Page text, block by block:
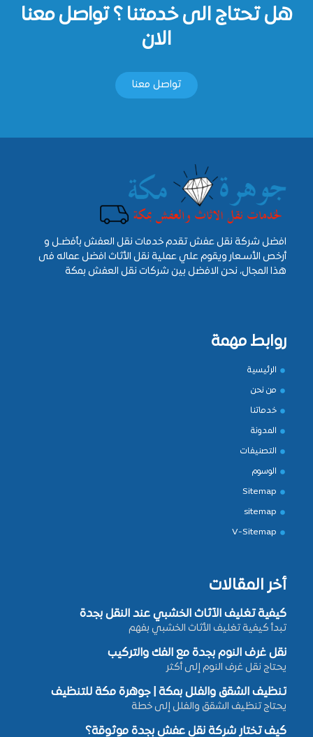
هل تحتاج الى خدمتنا ؟ تواصل معنا
الان
تواصل معنا
افضل شركة نقل عفش تقدم خدمات نقل العفش بأفضـل و
أرخص الأسـعار ويقوم علي عملية نقل الأثاث افضل عماله فى
هذا المجال، نحن الافضل بين شركات نقل العفش بمكة
روابط مهمة
الرئيسية
من نحن
خدماتنا
المدونة
التصنيفات
الوسوم
Sitemap
sitemap
V-Sitemap
أخر المقالات
كيفية تغليف الأثاث الخشبي عند النقل بجدة
تبدأ كيفية تغليف الأثاث الخشبي بفهم
نقل غرف النوم بجدة مع الفك والتركيب
يحتاج نقل غرف النوم إلى أكثر
تنظيف الشقق والفلل بمكة | جوهرة مكة للتنظيف
يحتاج تنظيف الشقق والفلل إلى خطة
كيف تختار شركة نقل عفش بجدة موثوقة؟